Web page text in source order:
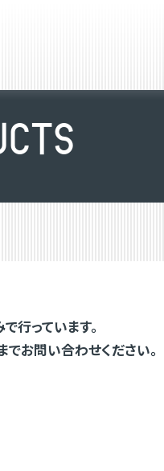
CTS
行っています。
お問い合わせください。